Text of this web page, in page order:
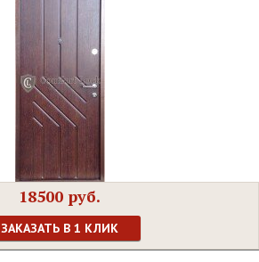
18500 руб.
ЗАКАЗАТЬ В 1 КЛИК